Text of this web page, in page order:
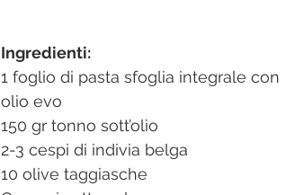
Ingredienti:
1 foglio di pasta sfoglia integrale con
olio evo
150 gr tonno sott’olio
2-3 cespi di indivia belga
10 olive taggiasche